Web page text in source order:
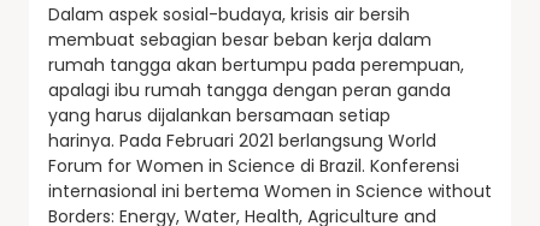
Dalam aspek sosial-budaya, krisis air bersih
membuat sebagian besar beban kerja dalam
rumah tangga akan bertumpu pada perempuan,
apalagi ibu rumah tangga dengan peran ganda
yang harus dijalankan bersamaan setiap
harinya. Pada Februari 2021 berlangsung World
Forum for Women in Science di Brazil. Konferensi
internasional ini bertema Women in Science without
Borders: Energy, Water, Health, Agriculture and